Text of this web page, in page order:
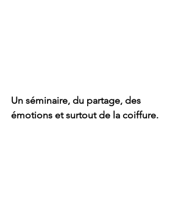
Un séminaire, du partage, des
émotions et surtout de la coiffure.